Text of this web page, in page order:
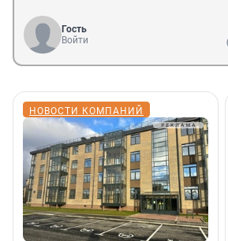
Гость
Войти
НОВОСТИ КОМПАНИЙ